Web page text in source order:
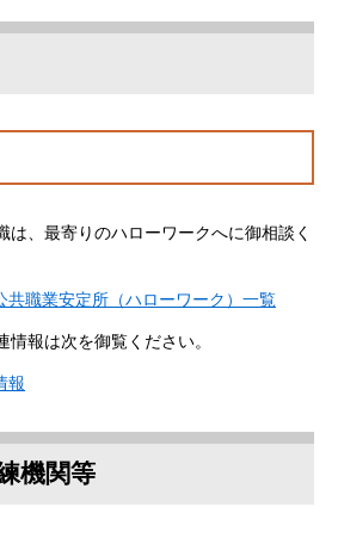
は、最寄りのハローワークへに御相談く
共職業安定所（ハローワーク）一覧
報は次を御覧ください。
報
機関等